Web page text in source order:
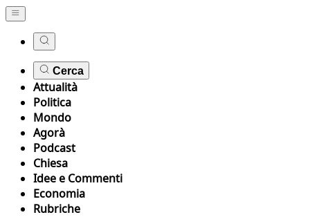
Cerca
Attualità
Politica
Mondo
Agorà
Podcast
Chiesa
Idee e Commenti
Economia
Rubriche